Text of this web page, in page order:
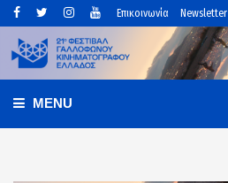
Επικοινωνία Newsletter
MENU